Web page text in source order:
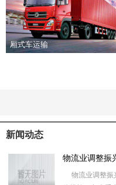
厢式车运输
新闻动态
物流业调整振
物流业调整振